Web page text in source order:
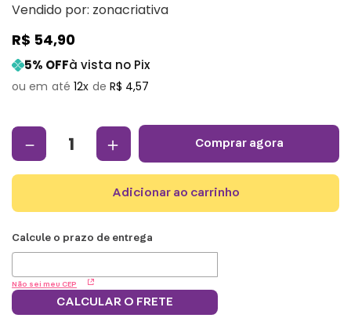
Vendido por: zonacriativa
R$ 54,90
5% OFFà vista no Pix
12 R$ 4,57
＋
－ comprar agora
adicionar ao carrinho
Não sei meu CEP
CALCULAR O FRETE